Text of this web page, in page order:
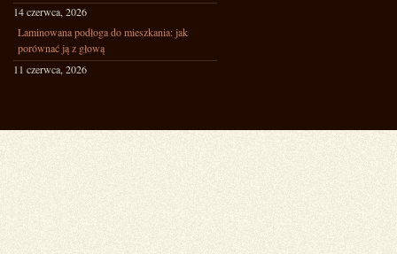
14 czerwca, 2026
Laminowana podłoga do mieszkania: jak
porównać ją z głową
11 czerwca, 2026